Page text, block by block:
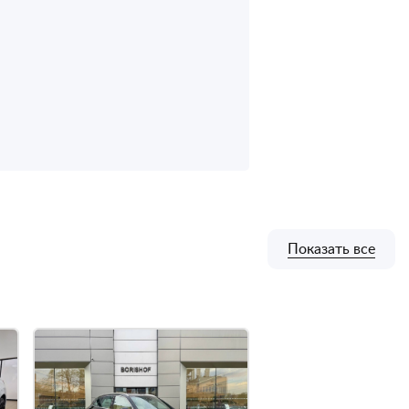
Показать все